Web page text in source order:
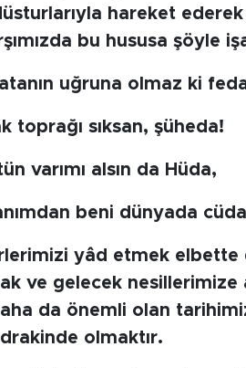
hareket
bu hususa şöyle
uğruna olmaz ki
toprağı sıksan, şüheda!
varımı alsın da Hüda,
beni dünyada
yâd etmek elbette
ve gelecek
da önemli olan
olmaktır.